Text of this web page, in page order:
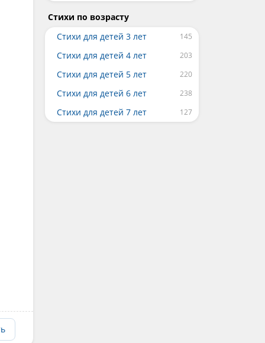
Стихи по возрасту
Стихи для детей 3 лет
Стихи для детей 4 лет
Стихи для детей 5 лет
Стихи для детей 6 лет
Стихи для детей 7 лет